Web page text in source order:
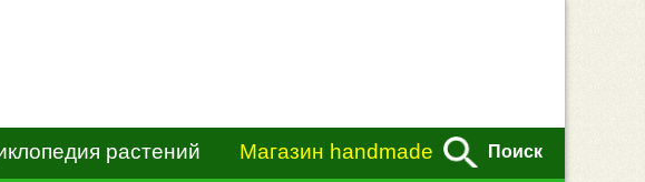
растений Магазин handmade Поиск